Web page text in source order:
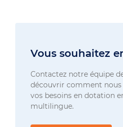
Vous souhaitez
Contactez notre équipe
découvrir comment nous
vos besoins en dotation
multilingue.